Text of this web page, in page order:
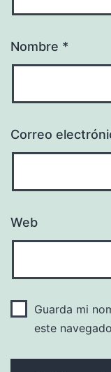
Nombre *
Correo
Web
Guarda mi
este